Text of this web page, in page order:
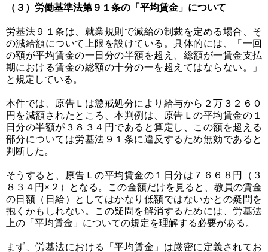
（３）労働基準法第９１条の「平均賃金」について
労基法９１条は、就業規則で減給の制裁を定める場合、そ
の減給額について上限を設けている。具体的には、「一回
の額が平均賃金の一日分の半額を超え、総額が一賃金支払
期における賃金の総額の十分の一を超えてはならない。」
と規定している。
本件では、原告Ｌは懲戒処分により給与から２万３２６０
円を減額されたところ、本判例は、原告Ｌの平均賃金の１
日分の半額が３８３４円であると算定し、この額を超える
部分については労基法９１条に違反するため無効であると
判断した。
そうすると、原告Ｌの平均賃金の１日分は７６６８円（３
８３４円×２）となる。この金額だけを見ると、教員の賃金
の日額（日給）としてはかなり低額ではないかとの疑問を
抱くかもしれない。この疑問を解消するためには、労基法
上の「平均賃金」についての規定を理解する必要がある。
まず、労基法における「平均賃金」は厳密に定義されてお